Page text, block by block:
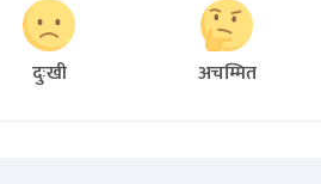
दुःखी अचम्मित